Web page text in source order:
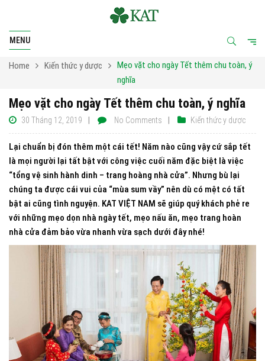
MENU
Home Kiến thức y dược
Mẹo vặt cho ngày Tết thêm chu toàn, ý
nghĩa
Mẹo vặt cho ngày Tết thêm chu toàn, ý nghĩa
30 Tháng 12, 2019 Kiến thức y dược
No Comments
Lại chuẩn bị đón thêm một cái tết! Năm nào cũng vậy cứ sắp tết
là mọi người lại tất bật với công việc cuối năm đặc biệt là việc
“tổng vệ sinh hành dinh – trang hoàng nhà cửa”. Nhưng bù lại
chúng ta được cái vui của “mùa sum vầy” nên dù có mệt có tất
bật ai cũng tình nguyện. KAT VIỆT NAM sẽ giúp quý khách phẻ re
với những mẹo dọn nhà ngày tết, mẹo nấu ăn, mẹo trang hoàn
nhà cửa đảm bảo vừa nhanh vừa sạch dưới đây nhé!